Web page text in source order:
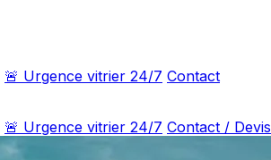
🚨 Urgence vitrier 24/7 Contact
🚨 Urgence vitrier 24/7 Contact / Devis